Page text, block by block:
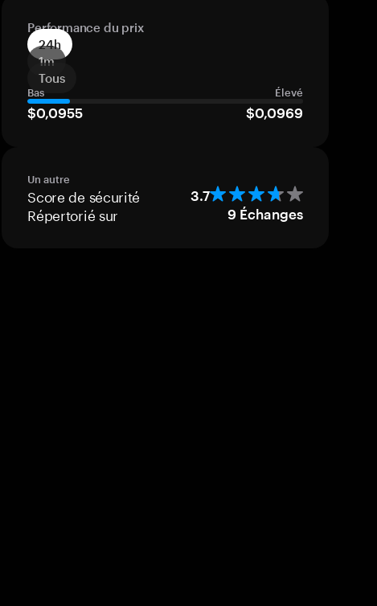
Performance du prix
24h
1m
Tous
Bas Élevé
$0,0955 $0,0969
Un autre
Score de sécurité 3.7
Répertorié sur 9 Échanges